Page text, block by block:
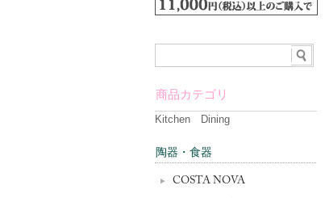
商品カテゴリ
Kitchen Dining
陶器・食器
COSTA NOVA